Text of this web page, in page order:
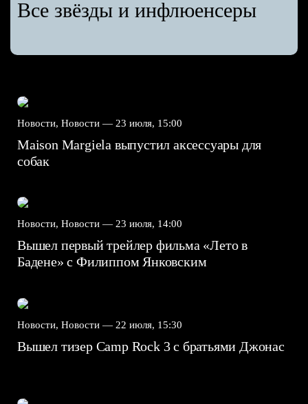
Все звёзды и инфлюенсеры
Новости, Новости — 23 июля, 15:00
Maison Margiela выпустил аксессуары для
собак
Новости, Новости — 23 июля, 14:00
Вышел первый трейлер фильма «Лето в
Бадене» с Филиппом Янковским
Новости, Новости — 22 июля, 15:30
Вышел тизер Camp Rock 3 с братьями Джонас